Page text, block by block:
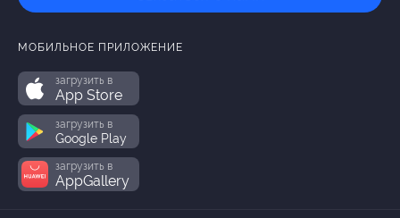
МОБИЛЬНОЕ ПРИЛОЖЕНИЕ
загрузить в
App Store
загрузить в
Google Play
загрузить в
AppGallery